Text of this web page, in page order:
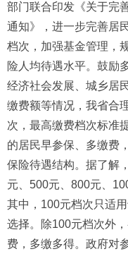
部门联合印发《关于完
通知》，进一步完善居
档次，加强基金管理，
险人均待遇水平。鼓励
经济社会发展、城乡居
缴费额等情况，我省合
次，最高缴费档次标准
的居民早参保、多缴费
保险待遇结构。据了解
元、500元、800元、
其中，100元档次只适
选择。除100元档次外
费，多缴多得。政府对